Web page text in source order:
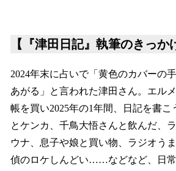
【『津田日記』執筆のきっか
2024年末に占いで「黄色のカバーの
あがる」と言われた津田さん。エル
帳を買い2025年の1年間、日記を書こ
とケンカ、千鳥大悟さんと飲んだ、
ウナ、息子や娘と買い物、ラジオう
偵のロケしんどい……などなど、日